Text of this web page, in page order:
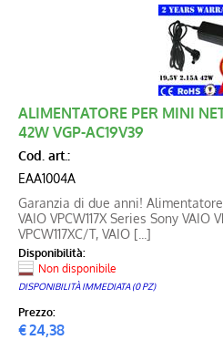
ALIMENTATORE PER MINI
42W VGP-AC19V39
Cod. art.:
EAA1004A
Garanzia di due anni!
VAIO VPCW117X Series Sony VAIO
VPCW117XC/T, VAIO [...]
Disponibilità:
Non disponibile
DISPONIBILITÀ IMMEDIATA (0 PZ)
Prezzo:
€24,38